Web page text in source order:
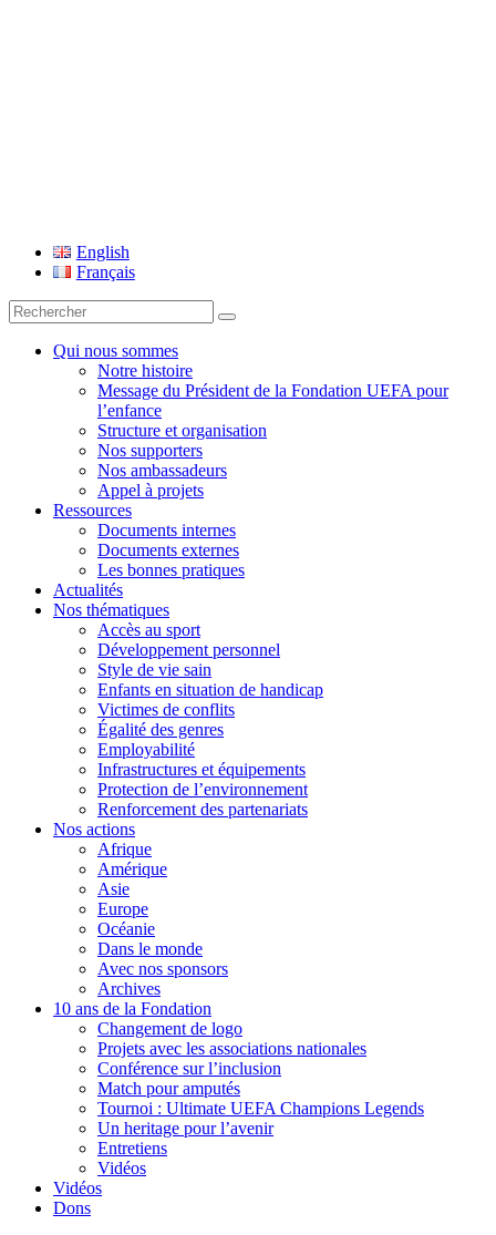
Fondation UEFA
English
Français
Recherche
pour
Qui nous sommes
Notre histoire
Message du Président de la Fondation UEFA pour
l’enfance
Structure et organisation
Nos supporters
Nos ambassadeurs
Appel à projets
Ressources
Documents internes
Documents externes
Les bonnes pratiques
Actualités
Nos thématiques
Accès au sport
Développement personnel
Style de vie sain
Enfants en situation de handicap
Victimes de conflits
Égalité des genres
Employabilité
Infrastructures et équipements
Protection de l’environnement
Renforcement des partenariats
Nos actions
Afrique
Amérique
Asie
Europe
Océanie
Dans le monde
Avec nos sponsors
Archives
10 ans de la Fondation
Changement de logo
Projets avec les associations nationales
Conférence sur l’inclusion
Match pour amputés
Tournoi : Ultimate UEFA Champions Legends
Un heritage pour l’avenir
Entretiens
Vidéos
Vidéos
Dons